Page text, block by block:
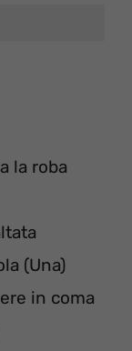
la roba
(Una)
in coma